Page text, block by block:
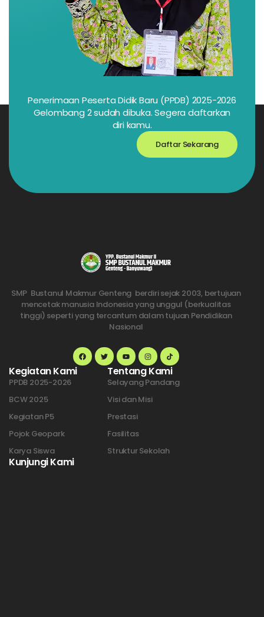
Penerimaan Peserta Didik Baru (PPDB) 2025-2026
Gelombang 2 sudah dibuka. Segera daftarkan
diri kamu.
Daftar Sekarang
SMP Bustanul Makmur Genteng berdiri sejak 2003, bertujuan
mencetak manusia Indonesia yang unggul (berkualitas
tinggi) seperti yang tercantum dalam tujuan Pendidikan
Nasional
Kegiatan Kami
PPDB 2025-2026
BCW 2025
Kegiatan P5
Pojok Geopark
Karya Siswa
Tentang Kami
Selayang Pandang
Visi dan Misi
Prestasi
Fasilitas
Struktur Sekolah
Kunjungi Kami